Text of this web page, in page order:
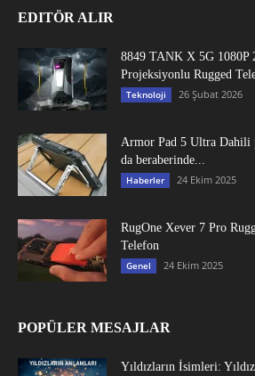
EDITÖR ALIR
8849 TANK X 5G 1080P
Projeksiyonlu Rugged
Teknoloji 26 Şubat 2026
Armor Pad 5 Ultra Dahili
da beraberinde...
Haberler 24 Ekim 2025
RugOne Xever 7 Pro
Telefon
Genel 24 Ekim 2025
POPÜLER MESAJLAR
Yıldızların İsimleri: